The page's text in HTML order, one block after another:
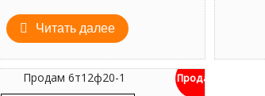
Читать далее
Продан